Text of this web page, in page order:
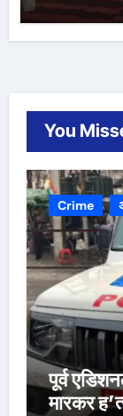
You
Crime
पूर्व
मारकर